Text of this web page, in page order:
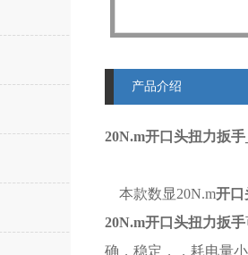
产品介绍
20N.m开口头扭力扳
本款数显20N.m开
20N.m开口头扭力扳手
确，稳定，，耗电量